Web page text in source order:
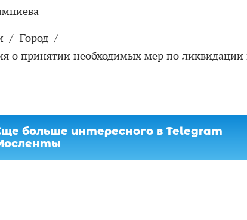
/ Город /
о принятии необходимых мер по
больше интересного в Telegram